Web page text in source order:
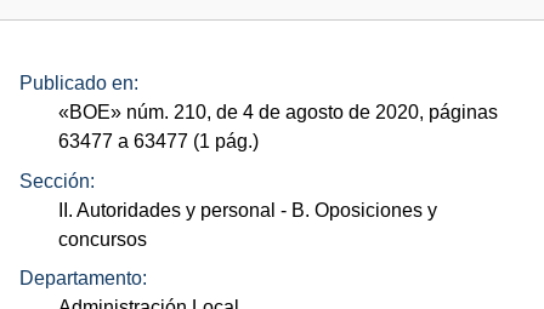
Publicado en:
«BOE» núm. 210, de 4 de agosto de 2020, páginas
63477 a 63477 (1 pág.)
Sección:
II. Autoridades y personal - B. Oposiciones y
concursos
Departamento: